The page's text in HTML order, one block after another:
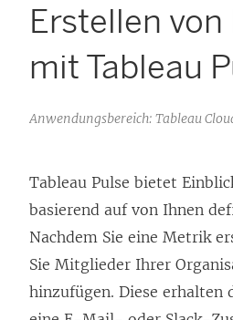
Erstellen
mit Tableau
Anwendungsbereich: Tableau
Tableau Pulse bietet
basierend auf von Ihnen
Nachdem Sie eine Metrik
Sie Mitglieder Ihrer
hinzufügen. Diese erhalten